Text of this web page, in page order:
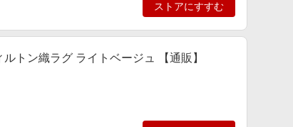
ストアにすすむ
トン織ラグ ライトベージュ 【通販】